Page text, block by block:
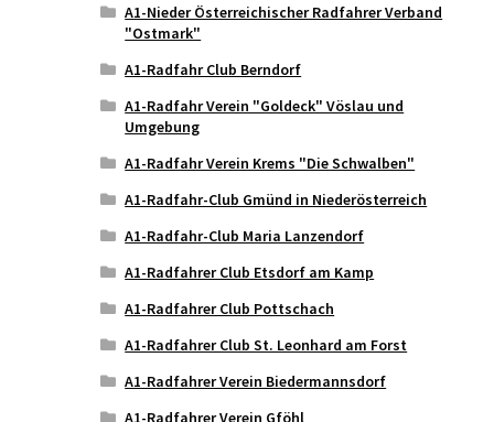
A1-Nieder Österreichischer Radfahrer Verband
"Ostmark"
A1-Radfahr Club Berndorf
A1-Radfahr Verein "Goldeck" Vöslau und
Umgebung
A1-Radfahr Verein Krems "Die Schwalben"
A1-Radfahr-Club Gmünd in Niederösterreich
A1-Radfahr-Club Maria Lanzendorf
A1-Radfahrer Club Etsdorf am Kamp
A1-Radfahrer Club Pottschach
A1-Radfahrer Club St. Leonhard am Forst
A1-Radfahrer Verein Biedermannsdorf
A1-Radfahrer Verein Gföhl